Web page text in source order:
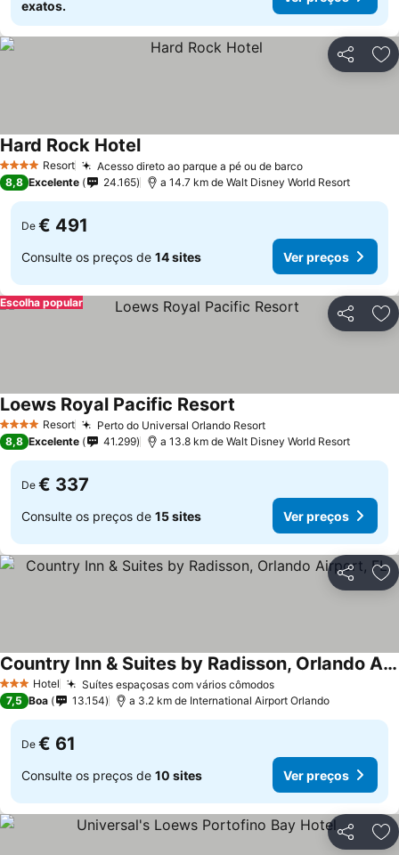
exatos.
Partilhar
4 EstrelasResort Acesso direto ao parque a pé ou de barcoVer preços
Hard Rock HotelVer preços
8,8 Excelente 24.165 a 14.7 km de Walt Disney World Resort
De € 491
Consulte os preços de 14 sites Ver preços
Partilhar
Escolha popular
4 EstrelasResort Perto do Universal Orlando ResortVer preços
Loews Royal Pacific Resort
8,8 Excelente 41.299 a 13.8 km de Walt Disney World Resort
De € 337
Consulte os preços de 15 sites Ver preços
Partilhar
3 EstrelasHotel Suítes espaçosas com vários cômodosVer preços
Country Inn & Suites by Radisson, Orlando Airport, FL
Ver preços
7,5 Boa 13.154 a 3.2 km de International Airport Orlando
De € 61
Consulte os preços de 10 sites Ver preços
Partilhar